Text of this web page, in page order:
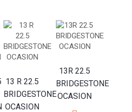
13 R 22.5
BRIDGESTONE
OCASION
13R 22.5
BRIDGESTONE
OCASION